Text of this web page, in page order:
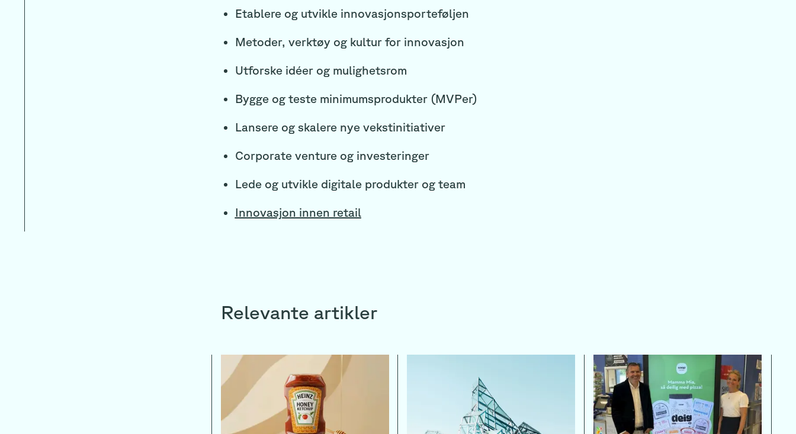
Etablere og utvikle innovasjonsporteføljen
Metoder, verktøy og kultur for innovasjon
Utforske idéer og mulighetsrom
Bygge og teste minimumsprodukter (MVPer)
Lansere og skalere nye vekstinitiativer
Corporate venture og investeringer
Lede og utvikle digitale produkter og team
Innovasjon innen retail
Relevante artikler